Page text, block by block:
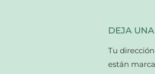
DEJA
Tu
están